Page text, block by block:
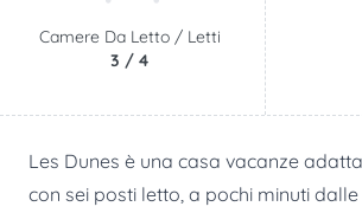
Camere Da Letto / Letti
3 / 4
Les Dunes è una casa vacanze
con sei posti letto, a pochi minuti